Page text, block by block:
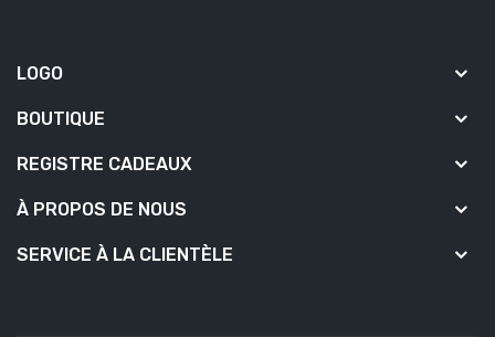
LOGO
BOUTIQUE
REGISTRE CADEAUX
À PROPOS DE NOUS
SERVICE À LA CLIENTÈLE